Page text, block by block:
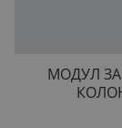
МОДУЛ